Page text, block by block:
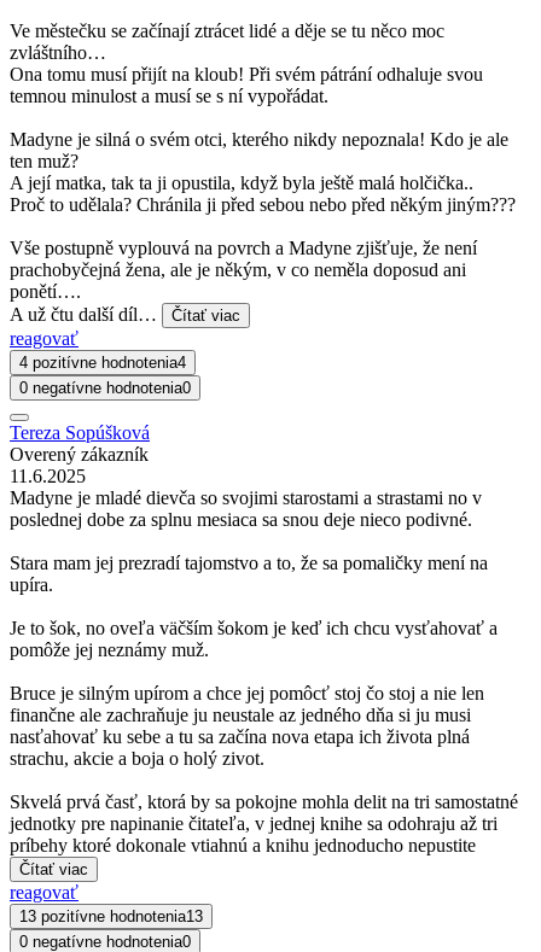
Ve městečku se začínají ztrácet lidé a děje se tu něco moc
zvláštního…
Ona tomu musí přijít na kloub! Při svém pátrání odhaluje svou
temnou minulost a musí se s ní vypořádat.
Madyne je silná o svém otci, kterého nikdy nepoznala! Kdo je ale
ten muž?
A její matka, tak ta ji opustila, když byla ještě malá holčička..
Proč to udělala? Chránila ji před sebou nebo před někým jiným???
Vše postupně vyplouvá na povrch a Madyne zjišťuje, že není
prachobyčejná žena, ale je někým, v co neměla doposud ani
ponětí….
A už čtu další díl…
Čítať viac
reagovať
4 pozitívne hodnotenia4
0 negatívne hodnotenia0
Tereza Sopúšková
Overený zákazník
11.6.2025
Madyne je mladé dievča so svojimi starostami a strastami no v
poslednej dobe za splnu mesiaca sa snou deje nieco podivné.
Stara mam jej prezradí tajomstvo a to, že sa pomaličky mení na
upíra.
Je to šok, no oveľa väčším šokom je keď ich chcu vysťahovať a
pomôže jej neznámy muž.
Bruce je silným upírom a chce jej pomôcť stoj čo stoj a nie len
finančne ale zachraňuje ju neustale az jedného dňa si ju musi
nasťahovať ku sebe a tu sa začína nova etapa ich života plná
strachu, akcie a boja o holý zivot.
Skvelá prvá časť, ktorá by sa pokojne mohla delit na tri samostatné
jednotky pre napinanie čitateľa, v jednej knihe sa odohraju až tri
príbehy ktoré dokonale vtiahnú a knihu jednoducho nepustite
Čítať viac
reagovať
13 pozitívne hodnotenia13
0 negatívne hodnotenia0